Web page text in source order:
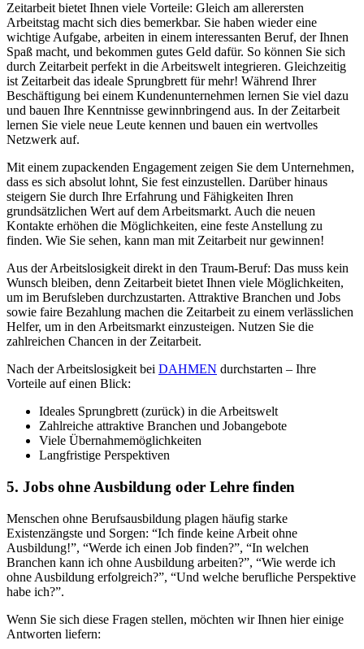
Zeitarbeit bietet Ihnen viele Vorteile: Gleich am allerersten
Arbeitstag macht sich dies bemerkbar. Sie haben wieder eine
wichtige Aufgabe, arbeiten in einem interessanten Beruf, der Ihnen
Spaß macht, und bekommen gutes Geld dafür. So können Sie sich
durch Zeitarbeit perfekt in die Arbeitswelt integrieren. Gleichzeitig
ist Zeitarbeit das ideale Sprungbrett für mehr! Während Ihrer
Beschäftigung bei einem Kundenunternehmen lernen Sie viel dazu
und bauen Ihre Kenntnisse gewinnbringend aus. In der Zeitarbeit
lernen Sie viele neue Leute kennen und bauen ein wertvolles
Netzwerk auf.
Mit einem zupackenden Engagement zeigen Sie dem Unternehmen,
dass es sich absolut lohnt, Sie fest einzustellen. Darüber hinaus
steigern Sie durch Ihre Erfahrung und Fähigkeiten Ihren
grundsätzlichen Wert auf dem Arbeitsmarkt. Auch die neuen
Kontakte erhöhen die Möglichkeiten, eine feste Anstellung zu
finden. Wie Sie sehen, kann man mit Zeitarbeit nur gewinnen!
Aus der Arbeitslosigkeit direkt in den Traum-Beruf: Das muss kein
Wunsch bleiben, denn Zeitarbeit bietet Ihnen viele Möglichkeiten,
um im Berufsleben durchzustarten. Attraktive Branchen und Jobs
sowie faire Bezahlung machen die Zeitarbeit zu einem verlässlichen
Helfer, um in den Arbeitsmarkt einzusteigen. Nutzen Sie die
zahlreichen Chancen in der Zeitarbeit.
Nach der Arbeitslosigkeit bei DAHMEN durchstarten – Ihre
Vorteile auf einen Blick:
Ideales Sprungbrett (zurück) in die Arbeitswelt
Zahlreiche attraktive Branchen und Jobangebote
Viele Übernahmemöglichkeiten
Langfristige Perspektiven
5. Jobs ohne Ausbildung oder Lehre finden
Menschen ohne Berufsausbildung plagen häufig starke
Existenzängste und Sorgen: “Ich finde keine Arbeit ohne
Ausbildung!”, “Werde ich einen Job finden?”, “In welchen
Branchen kann ich ohne Ausbildung arbeiten?”, “Wie werde ich
ohne Ausbildung erfolgreich?”, “Und welche berufliche Perspektive
habe ich?”.
Wenn Sie sich diese Fragen stellen, möchten wir Ihnen hier einige
Antworten liefern: